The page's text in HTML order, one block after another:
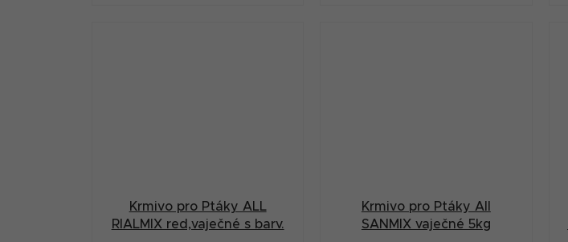
Krmivo pro Ptáky ALL
RIALMIX red,vaječné s barv.
Krmivo pro Ptáky All
SANMIX vaječné 5kg